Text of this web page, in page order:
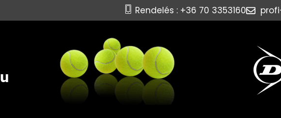
Rendelés : +36 70 3353160